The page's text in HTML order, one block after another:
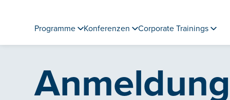
Programme Konferenzen Corporate Trainings